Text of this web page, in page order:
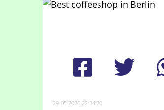
Breadcrumb
29-05-2026 22:34:20